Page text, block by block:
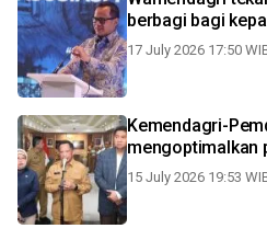
berbagi bagi
17 July 2026 17:50
Kemendagri-
mengoptimalkan
15 July 2026 19:53